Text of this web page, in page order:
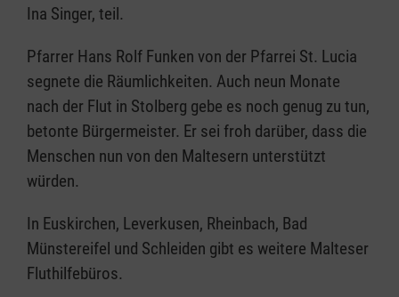
Ina Singer, teil.
Pfarrer Hans Rolf Funken von der Pfarrei St. Lucia
segnete die Räumlichkeiten. Auch neun Monate
nach der Flut in Stolberg gebe es noch genug zu tun,
betonte Bürgermeister. Er sei froh darüber, dass die
Menschen nun von den Maltesern unterstützt
würden.
In Euskirchen, Leverkusen, Rheinbach, Bad
Münstereifel und Schleiden gibt es weitere Malteser
Fluthilfebüros.